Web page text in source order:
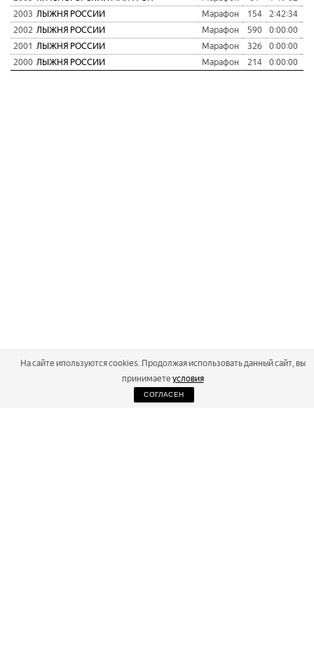
2003 ЛЫЖНЯ РОССИИ Марафон 154
2:42:34
2002 ЛЫЖНЯ РОССИИ Марафон 590
0:00:00
2001 ЛЫЖНЯ РОССИИ Марафон 326
0:00:00
2000 ЛЫЖНЯ РОССИИ Марафон 214 0:00:00
На сайте ипользуются cookies. Продолжая использовать данный сайт, вы
принимаете условия
СОГЛАСЕН